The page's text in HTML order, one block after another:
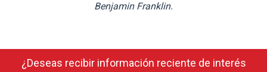
Benjamin Franklin.
¿Deseas recibir información reciente de interés